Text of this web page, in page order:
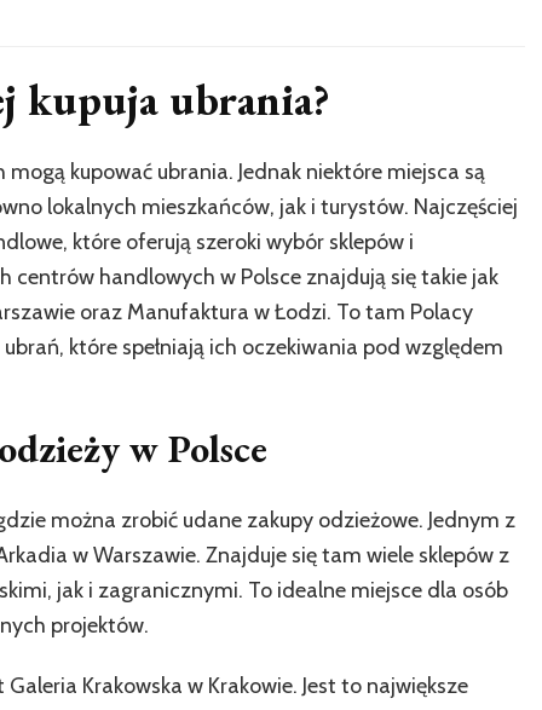
kupuja ubrania?
kupować ubrania. Jednak niektóre miejsca są
lokalnych mieszkańców, jak i turystów. Najczęściej
które oferują szeroki wybór sklepów i
centrów handlowych w Polsce znajdują się takie jak
oraz Manufaktura w Łodzi. To tam Polacy
które spełniają ich oczekiwania pod względem
w Polsce
można zrobić udane zakupy odzieżowe. Jednym z
w Warszawie. Znajduje się tam wiele sklepów z
jak i zagranicznymi. To idealne miejsce dla osób
projektów.
Krakowska w Krakowie. Jest to największe